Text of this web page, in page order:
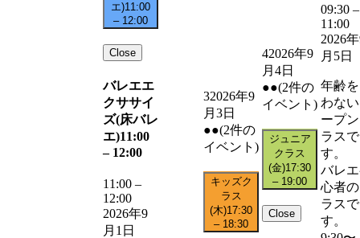
エ)11:00
– 12:00
Close
バレエエ
クササイ
ズ(床バレ
エ)11:00
– 12:00
11:00 –
12:00
2026年9
月1日
32026年9
月3日
●●(2件の
イベント)
キッズク
ラス
(木)17:30
– 18:30
42026年9
月4日
●●(2件の
イベント)
ジュニア
クラス
(金)17:30
– 19:00
Close
09:30 –
11:00
2026
月5日
年齢
わな
ープ
ラスで
す。
バレ
心者
ラスで
す。